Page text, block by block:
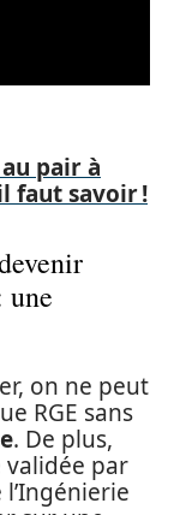
pair à
faut savoir !
une
on ne peut
RGE sans
. De plus,
par